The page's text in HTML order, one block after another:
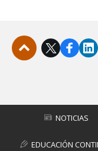
NOTICIAS
EDUCACIÓN